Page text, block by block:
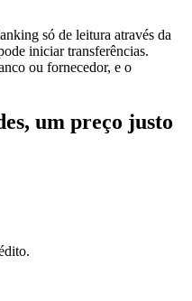
só de leitura através da
iniciar transferências.
ou fornecedor, e o
um preço justo